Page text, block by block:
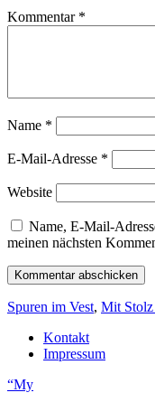
Kommentar *
Name *
E-Mail-Adresse *
Website
Name, E-Mail-
meinen nächsten
Spuren im Vest, Mit Stolz
Kontakt
Impressum
“My